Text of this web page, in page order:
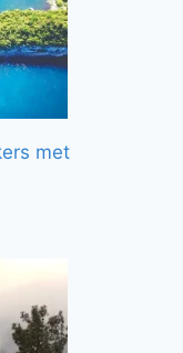
met